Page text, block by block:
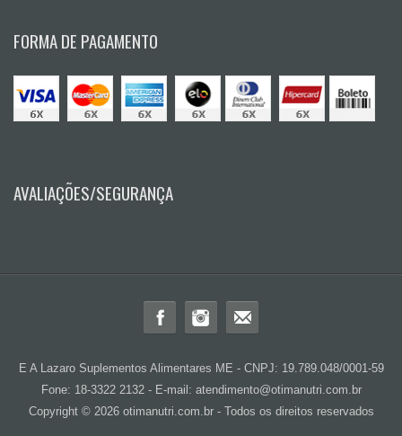
FORMA DE PAGAMENTO
AVALIAÇÕES/SEGURANÇA
E A Lazaro Suplementos Alimentares ME - CNPJ: 19.789.048/0001-59
Fone: 18-3322 2132 - E-mail: atendimento@otimanutri.com.br
Copyright © 2026 otimanutri.com.br - Todos os direitos reservados